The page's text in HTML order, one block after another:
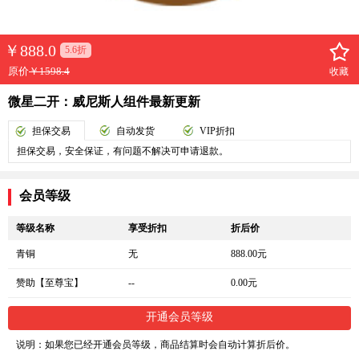
￥888.0 5.6折
原价￥1598.4 收藏
微星二开：威尼斯人组件最新更新
担保交易 自动发货
VIP折扣
担保交易，安全保证，有问题不解决可申请退款。
会员等级
等级名称 享受折扣 折后价
青铜 无 888.00元
赞助【至尊宝】 -- 0.00元
开通会员等级
说明：如果您已经开通会员等级，商品结算时会自动计算折后价。